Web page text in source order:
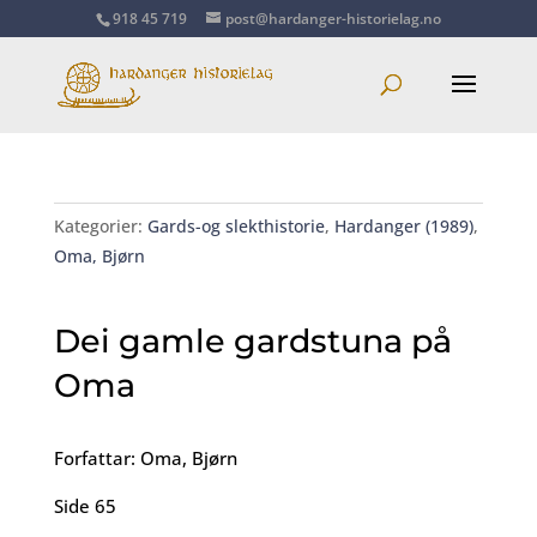
918 45 719 post@hardanger-historielag.no
Kategorier: Gards-og slekthistorie, Hardanger (1989),
Oma, Bjørn
Dei gamle gardstuna på
Oma
Forfattar: Oma, Bjørn
Side 65